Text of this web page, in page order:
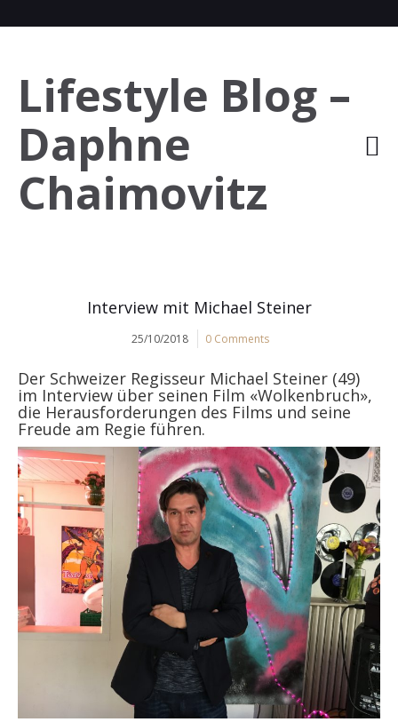
Lifestyle Blog –
Daphne
Chaimovitz
Interview mit Michael Steiner
25/10/2018 0 Comments
Der Schweizer Regisseur Michael Steiner (49)
im Interview über seinen Film «Wolkenbruch»,
die Herausforderungen des Films und seine
Freude am Regie führen.